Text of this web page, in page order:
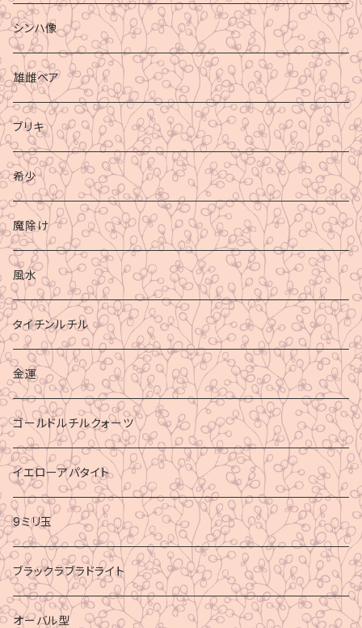
シンハ像
雄雌ペア
ブリキ
希少
魔除け
風水
タイチンルチル
金運
ゴールドルチルクォーツ
イエローアパタイト
9ミリ玉
ブラックラブラドライト
オーバル型